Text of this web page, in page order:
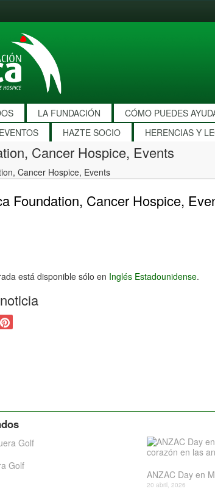
LA FUNDACIÓN CÓMO PUEDES
EVENTOS HAZTE SOCIO HERENCIAS Y
Cancer Hospice, Events
Cancer Hospice, Events
Foundation, Cancer Hospice,
está disponible sólo en Inglés Estadounidense.
Golf
ANZAC Day en
20 abril, 2026